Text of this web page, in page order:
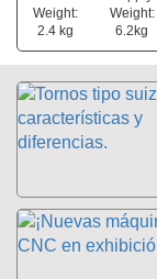
Weight:
2.4 kg
Weight:
6.2kg